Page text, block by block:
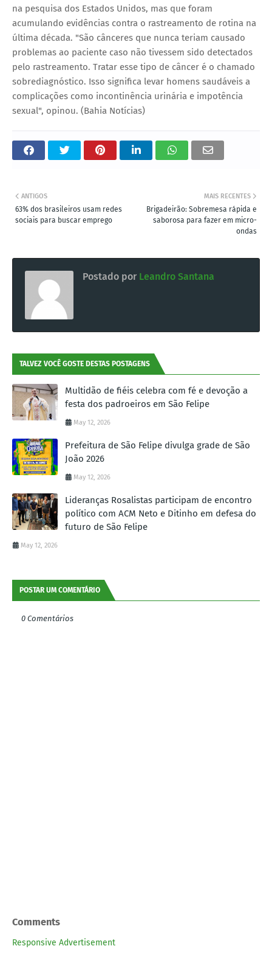
na pesquisa dos Estados Unidos, mas que foram
acumulando evidências contra o rastreamento de rotina na
última década. "São cânceres que nunca teriam causado
problemas ao paciente caso não tivessem sido detectados
pelo rastreamento. Tratar esse tipo de câncer é o chamado
sobrediagnóstico. Isso significa levar homens saudáveis a
complicações como incontinência urinária e impotência
sexual", opinou. (Bahia Notícias)
MAIS RECENTES
Brigadeirão: Sobremesa rápida e
saborosa para fazer em micro-
ondas
ANTIGOS
63% dos brasileiros usam redes
sociais para buscar emprego
Postado por Leandro Santana
TALVEZ VOCÊ GOSTE DESTAS POSTAGENS
Multidão de fiéis celebra com fé e devoção a
festa dos padroeiros em São Felipe
May 12, 2026
Prefeitura de São Felipe divulga grade de São
João 2026
May 12, 2026
Lideranças Rosalistas participam de encontro
político com ACM Neto e Ditinho em defesa do
futuro de São Felipe
May 12, 2026
POSTAR UM COMENTÁRIO
0 Comentários
Comments
Responsive Advertisement